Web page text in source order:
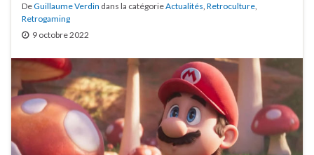
DeGuillaume Verdin dans la catégorieActualités, Retroculture,
Retrogaming
9 octobre 2022